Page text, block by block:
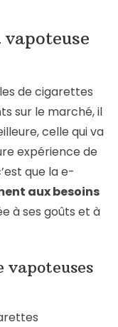
de cigarettes
sur le marché, il
celle qui va
expérience de
que la e-
aux besoins
à ses goûts et à
vapoteuses